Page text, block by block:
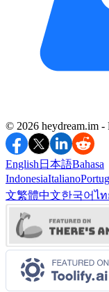
©️ 2026 heydream.im -
English 日本語Bahasa
IndonesiaItaliano
文繁體中文한국어ไท